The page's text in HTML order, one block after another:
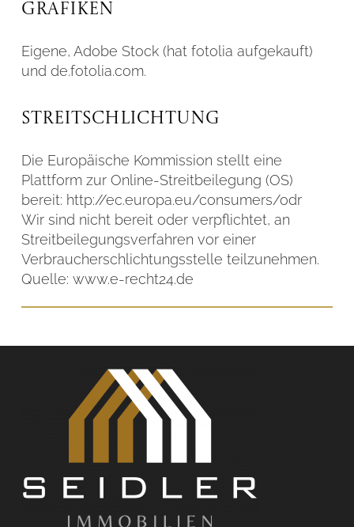
Grafiken
Eigene, Adobe Stock (hat fotolia aufgekauft)
und de.fotolia.com.
Streitschlichtung
Die Europäische Kommission stellt eine
Plattform zur Online-Streitbeilegung (OS)
bereit: http://ec.europa.eu/consumers/odr
Wir sind nicht bereit oder verpflichtet, an
Streitbeilegungsverfahren vor einer
Verbraucherschlichtungsstelle teilzunehmen.
Quelle: www.e-recht24.de